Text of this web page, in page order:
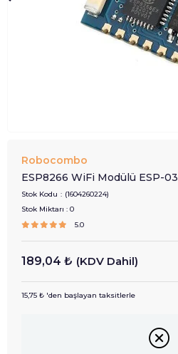
Robocombo
ESP8266 WiFi Modülü ESP-03
Stok Kodu
(1604260224)
Stok Miktarı : 0
5.0
189,04 ₺ (KDV Dahil)
15,75 ₺ 'den başlayan taksitlerle